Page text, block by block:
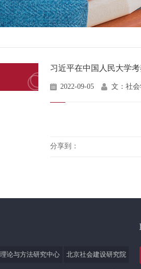
习近平在中国人民大学
2022-09-05 文：社
分享到：
论与方法研究中心 北京社会建设研究院